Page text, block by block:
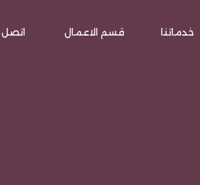
خدماتنا قسم الاعمال اتصل